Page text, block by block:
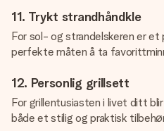
11. Trykt strandhåndkle
For sol- og strandelskeren er et
perfekte måten å ta
12. Personlig grillsett
For grillentusiasten i livet ditt
både et stilig og praktisk